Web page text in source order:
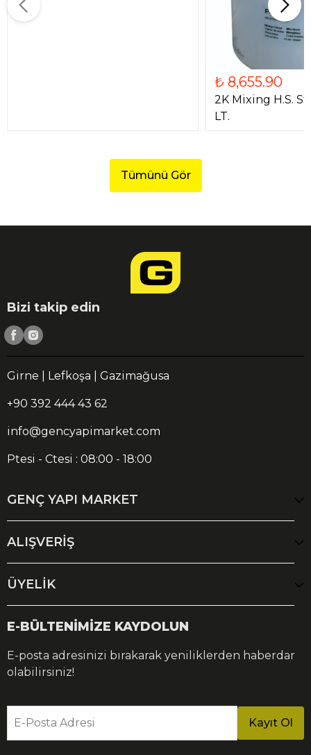
₺ 8,655.90
2K Mixing H.S.
LT.
Tümünü Gör
Bizi takip edin
Girne | Lefkoşa | Gazimağusa
+90 392 444 43 62
info@gencyapimarket.com
Ptesi - Ctesi : 08:00 - 18:00
GENÇ YAPI MARKET
ALIŞVERİŞ
ÜYELİK
E-BÜLTENİMİZE KAYDOLUN
E-posta adresinizi bırakarak yeniliklerden haberdar
olabilirsiniz!
E-Posta Adresi Kayıt Ol